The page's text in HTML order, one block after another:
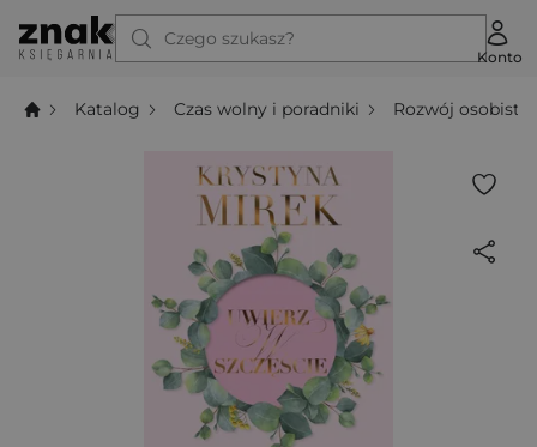
Czego szukasz?
Konto
Katalog Czas wolny i poradniki Rozwój osobisty